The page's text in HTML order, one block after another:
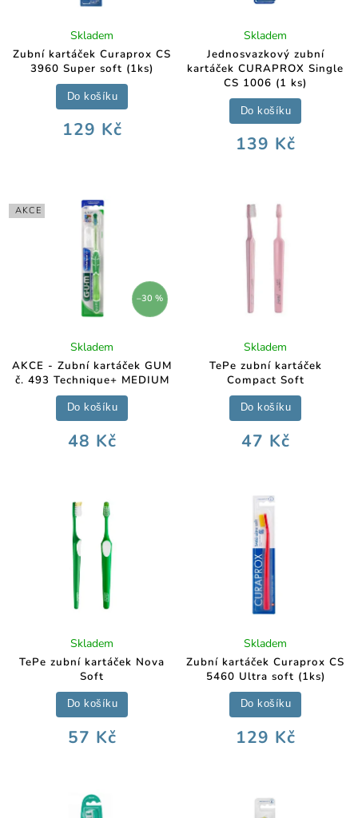
Zubní kartáček Curaprox CS
3960 Super soft (1ks)
Skladem
129 Kč
Do košíku
Jednosvazkový zubní
kartáček CURAPROX Single
CS 1006 (1 ks)
Skladem
139 Kč
Do košíku
AKCE
–30 %
AKCE - Zubní kartáček GUM
č. 493 Technique+ MEDIUM
Skladem
48 Kč
Do košíku
TePe zubní kartáček
Compact Soft
Skladem
47 Kč
Do košíku
TePe zubní kartáček Nova
Soft
Skladem
57 Kč
Do košíku
Zubní kartáček Curaprox CS
5460 Ultra soft (1ks)
Skladem
129 Kč
Do košíku